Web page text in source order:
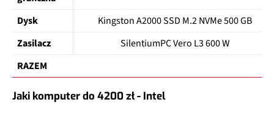
Dysk
Kingston A2000 SSD M.2 NVMe 500 GB
Zasilacz
SilentiumPC Vero L3 600 W
RAZEM
Jaki komputer do 4200 zł - Intel